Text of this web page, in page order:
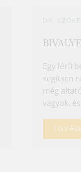
Egy férfi
segítsen
még
vagyok,